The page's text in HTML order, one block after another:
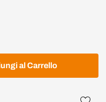
al Carrello